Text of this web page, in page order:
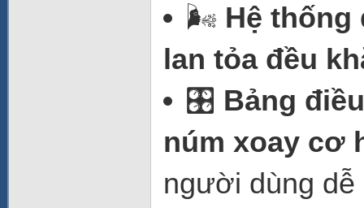
🌬️ Hệ
lan tỏa đều
🎛️ Bảng
núm xoay cơ
người dùng dễ